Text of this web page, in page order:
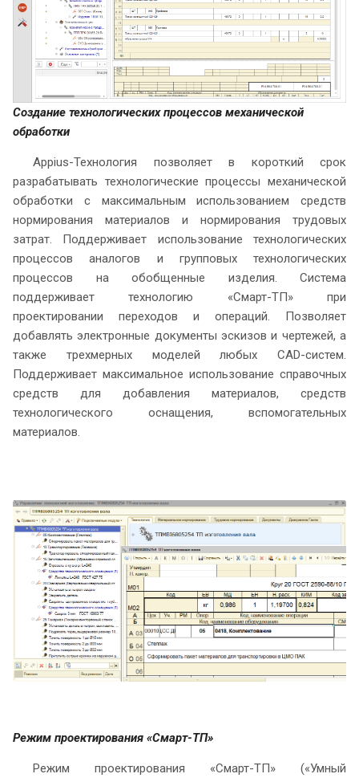
Создание технологических процессов механической
обработки
Appius-Технология позволяет в короткий срок
разрабатывать технологические процессы механической
обработки с максимальным использованием средств
нормирования материалов и нормирования трудовых
затрат. Поддерживает использование технологических
процессов аналогов и групповых технологических
процессов на обобщенные изделия. Система
поддерживает технологию «Смарт-ТП» при
проектировании переходов и операций. Позволяет
добавлять электронные документы эскизов и чертежей, а
также трехмерных моделей любых CAD-систем.
Поддерживает максимальное использование справочных
средств для добавления материалов, средств
технологического оснащения, вспомогательных
материалов.
Режим проектирования «Смарт-ТП»
Режим проектирования «Смарт-ТП» («Умный